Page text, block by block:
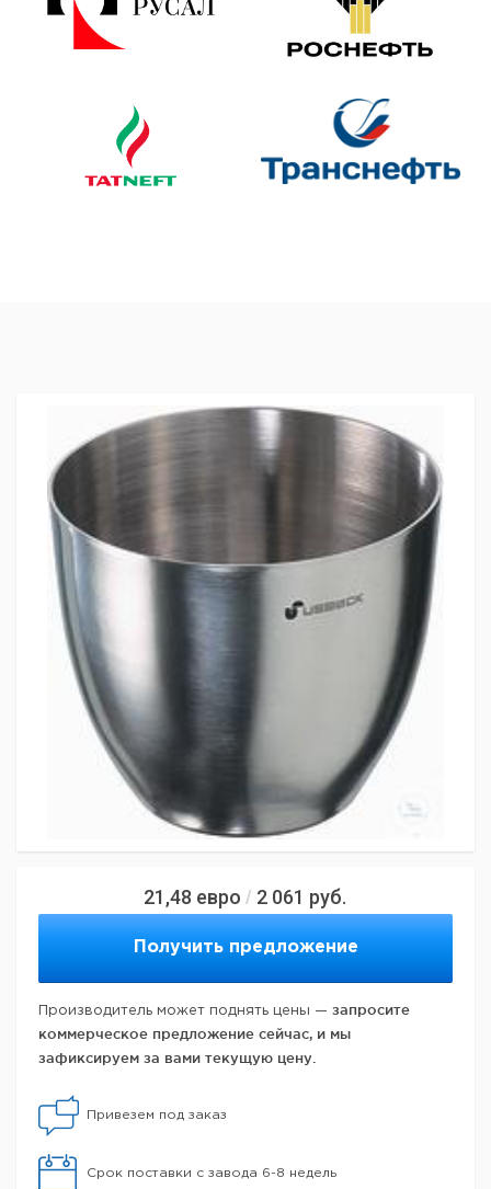
21,48 евро / 2 061 руб.
Получить предложение
Производитель может поднять цены — запросите
коммерческое предложение сейчас, и мы
зафиксируем за вами текущую цену.
Привезем под заказ
Срок поставки с завода 6-8 недель